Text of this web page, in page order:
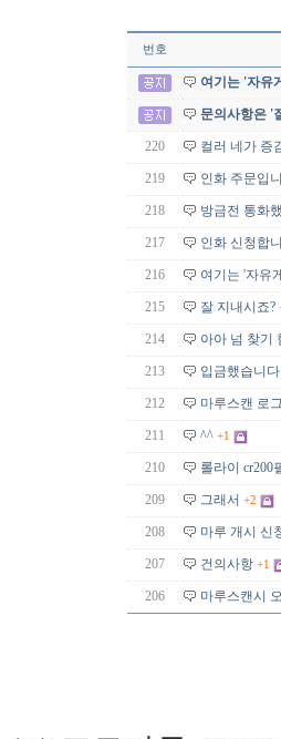
번호
여기는 '자유
문의사항은 '
220 컬러 네가 증
219 인화 주문입
218 방금전 통화
217 인화 신청합
216 여기는 '자유
215 잘 지내시죠?
214 아아 넘 찾기
213 입금했습니
212 마루스캔 로
211 ^^ +1
210 롤라이 cr200
209 그래서 +2
208 마루 개시 신
207 건의사항 +1
206 마루스캔시